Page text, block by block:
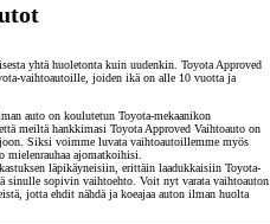
yhtä huoletonta kuin uudenkin. Toyota Approved
vaihtoautoille, joiden ikä on alle 10 vuotta ja
auto on koulutetun Toyota-mekaanikon
meiltä hankkimasi Toyota Approved Vaihtoauto on
Siksi voimme luvata vaihtoautoillemme myös
ajomatkoihisi.
läpikäyneisiin, erittäin laadukkaisiin Toyota-
sinulle sopivin vaihtoehto. Voit nyt varata vaihtoauton
jotta ehdit nähdä ja koeajaa auton ilman huolta